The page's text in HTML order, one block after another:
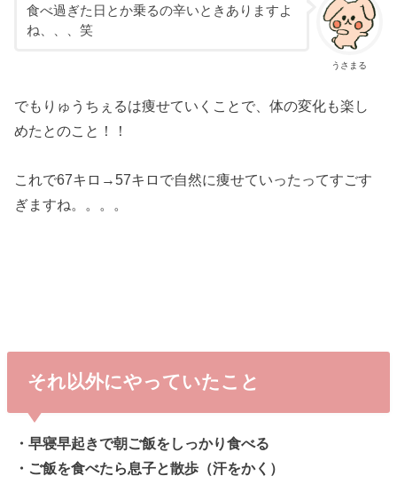
うさまる
食べ過ぎた日とか乗るの辛いときありますよ
ね、、、笑
でもりゅうちぇるは痩せていくことで、体の変化も楽し
めたとのこと！！
これで67キロ→57キロで自然に痩せていったってすごす
ぎますね。。。。
それ以外にやっていたこと
・早寝早起きで朝ご飯をしっかり食べる
・ご飯を食べたら息子と散歩（汗をかく）